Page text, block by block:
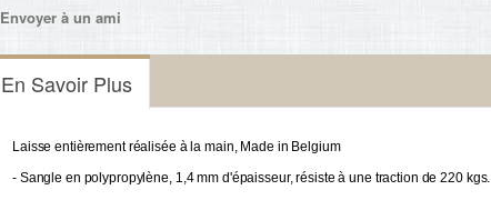
Envoyer à un ami
En Savoir Plus
Laisse entièrement réalisée à la main, Made in Belgium
- Sangle en polypropylène, 1,4 mm d'épaisseur, résiste à une traction de 220 kgs.